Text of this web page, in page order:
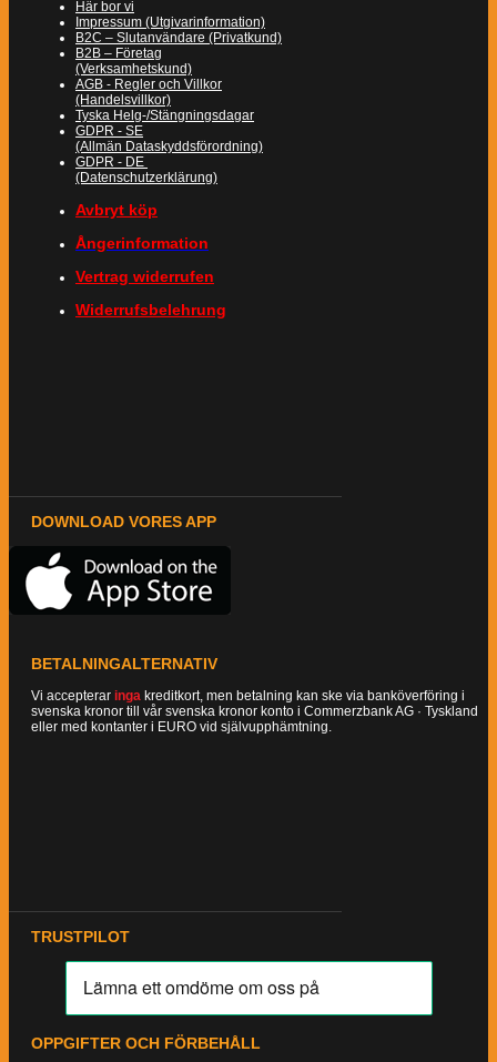
Här bor vi
Impressum (Utgivarinformation)
B2C – Slutanvändare (Privatkund)
B2B – Företag
(Verksamhetskund)
AGB - Regler och Villkor
(Handelsvillkor)
Tyska Helg-/Stängningsdagar
GDPR - SE
(Allmän Dataskyddsförordning)
GDPR - DE
(Datenschutzerklärung)
Avbryt köp
Ångerinformation
Vertrag widerrufen
Widerrufsbelehrung
DOWNLOAD VORES APP
BETALNINGALTERNATIV
Vi accepterar inga kreditkort, men betalning kan ske via banköverföring i
svenska kronor till vår svenska kronor konto i Commerzbank AG · Tyskland
eller med kontanter i EURO vid självupphämtning.
TRUSTPILOT
OPPGIFTER OCH FÖRBEHÅLL